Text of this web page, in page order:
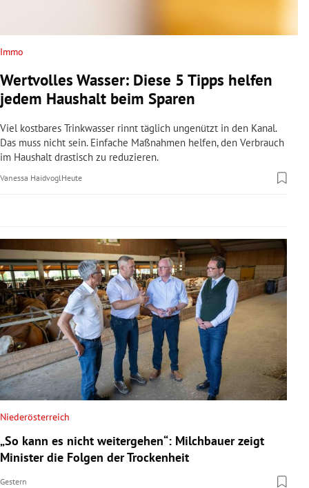
Untermenü
Untermenü
Untermenü
Untermenü
Untermenü
Untermenü
Immo
Wertvolles Wasser: Diese 5 Tipps helfen
jedem Haushalt beim Sparen
Viel kostbares Trinkwasser rinnt täglich ungenützt in den Kanal.
Das muss nicht sein. Einfache Maßnahmen helfen, den Verbrauch
im Haushalt drastisch zu reduzieren.
Vanessa HaidvoglHeute
Niederösterreich
„So kann es nicht weitergehen“: Milchbauer zeigt
Minister die Folgen der Trockenheit
Gestern